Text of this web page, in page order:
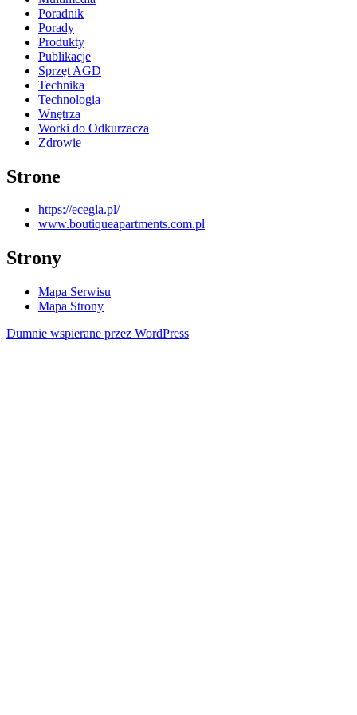
Poradnik
Porady
Produkty
Publikacje
Sprzęt AGD
Technika
Technologia
Wnętrza
Worki do Odkurzacza
Zdrowie
Strone
https://ecegla.pl/
www.boutiqueapartments.com.pl
Strony
Mapa Serwisu
Mapa Strony
Dumnie wspierane przez WordPress